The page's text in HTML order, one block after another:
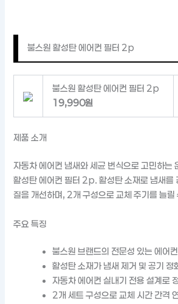
불스원 활성탄 에어컨 필터 2p
불스원 활성탄 에어컨 필터 2p
19,990원
제품 소개
자동차 에어컨 냄새와 세균 번식으로 고민하는
활성탄 에어컨 필터 2p. 활성탄 소재로 냄새를
질을 개선하며, 2개 구성으로 교체 주기를 늘릴
주요 특징
불스원 브랜드의 전문성 있는 에어
활성탄 소재가 냄새 제거 및 공기 정
자동차 에어컨 실내기 전용 설계로
2개 세트 구성으로 교체 시간 간격